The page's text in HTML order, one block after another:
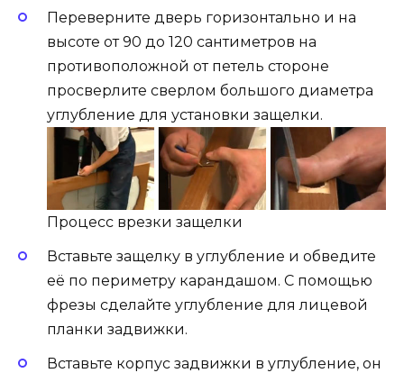
Переверните дверь горизонтально и на
высоте от 90 до 120 сантиметров на
противоположной от петель стороне
просверлите сверлом большого диаметра
углубление для установки защелки.
Процесс врезки защелки
Вставьте защелку в углубление и обведите
её по периметру карандашом. С помощью
фрезы сделайте углубление для лицевой
планки задвижки.
Вставьте корпус задвижки в углубление, он